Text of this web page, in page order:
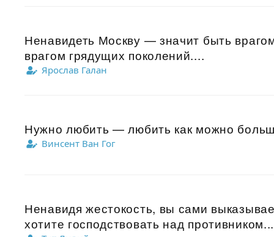
Ненавидеть Москву — значит быть
врагом грядущих поколений....
Ярослав Галан
Нужно любить — любить как можно
Винсент Ван Гог
Ненавидя жестокость, вы сами
хотите господствовать над